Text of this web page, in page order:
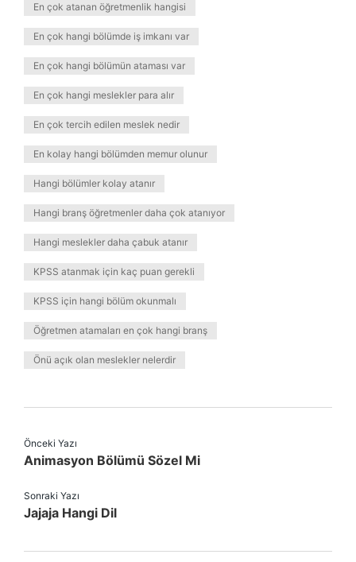
En çok atanan öğretmenlik hangisi
En çok hangi bölümde iş imkanı var
En çok hangi bölümün ataması var
En çok hangi meslekler para alır
En çok tercih edilen meslek nedir
En kolay hangi bölümden memur olunur
Hangi bölümler kolay atanır
Hangi branş öğretmenler daha çok atanıyor
Hangi meslekler daha çabuk atanır
KPSS atanmak için kaç puan gerekli
KPSS için hangi bölüm okunmalı
Öğretmen atamaları en çok hangi branş
Önü açık olan meslekler nelerdir
Önceki Yazı
Animasyon Bölümü Sözel Mi
Sonraki Yazı
Jajaja Hangi Dil